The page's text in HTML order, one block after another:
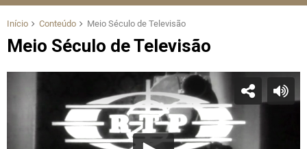
Início Conteúdo Meio Século de Televisão
Meio Século de Televisão